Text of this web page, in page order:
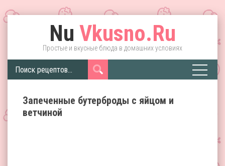
Nu Vkusno.Ru
Простые и вкусные блюда в домашних условиях
Запеченные бутерброды с яйцом и
ветчиной